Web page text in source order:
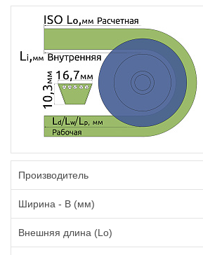
Производитель
Ширина - B (мм)
Внешняя длина (Lo)